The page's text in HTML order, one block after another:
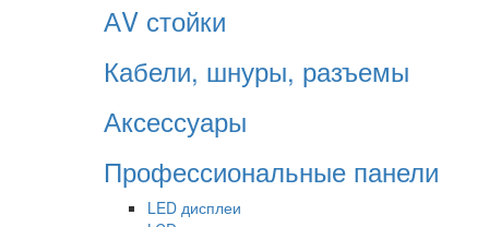
АV стойки
Кабели, шнуры, разъемы
Аксессуары
Профессиональные панели
LED дисплеи